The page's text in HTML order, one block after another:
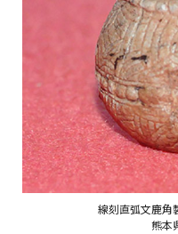
線刻直弧文鹿
熊本